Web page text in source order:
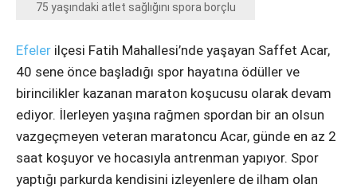
75 yaşındaki atlet sağlığını spora borçlu
Efeler ilçesi Fatih Mahallesi’nde yaşayan Saffet Acar,
40 sene önce başladığı spor hayatına ödüller ve
birincilikler kazanan maraton koşucusu olarak devam
ediyor. İlerleyen yaşına rağmen spordan bir an olsun
vazgeçmeyen veteran maratoncu Acar, günde en az 2
saat koşuyor ve hocasıyla antrenman yapıyor. Spor
yaptığı parkurda kendisini izleyenlere de ilham olan